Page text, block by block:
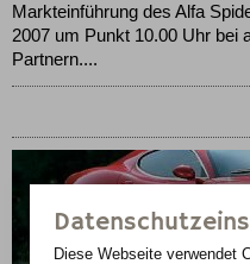
Markteinführung des Alfa
2007 um Punkt 10.00 Uhr bei
Partnern....
Diese Webseite verwendet